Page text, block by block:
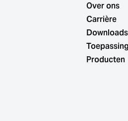
Over ons
Carrière
Downloads
Producten
Wij helpen u
van de juiste
voor uw